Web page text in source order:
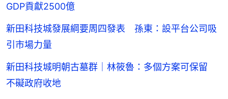
GDP貢獻2500億
新田科技城發展綱要周四發表 孫東：設平台公司吸
引市場力量
新田科技城明朝古墓群｜林筱魯：多個方案可保留
不礙政府收地